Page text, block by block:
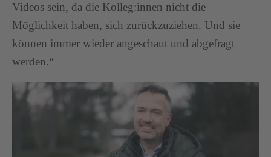
Videos sein, da die Kolleg:innen nicht die
Möglichkeit haben, sich zurückzuziehen. Und sie
können immer wieder angeschaut und abgefragt
werden.“